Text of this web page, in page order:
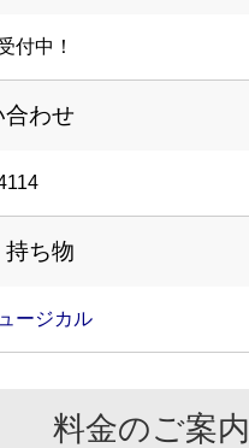
付中！
合わせ
ち物
ージカル
料金のご案内